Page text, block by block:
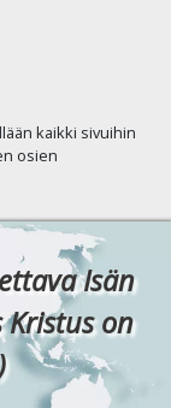
kaikki sivuihin
osien
Isän
Kristus on